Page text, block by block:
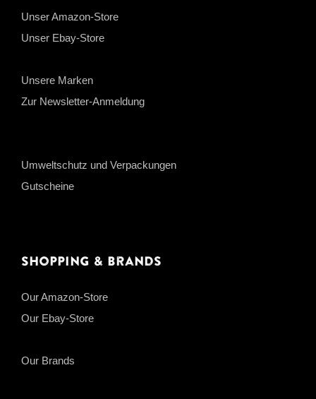
Unser Amazon-Store
Unser Ebay-Store
Unsere Marken
Zur Newsletter-Anmeldung
Umweltschutz und Verpackungen
Gutscheine
Shopping & Brands
Our Amazon-Store
Our Ebay-Store
Our Brands